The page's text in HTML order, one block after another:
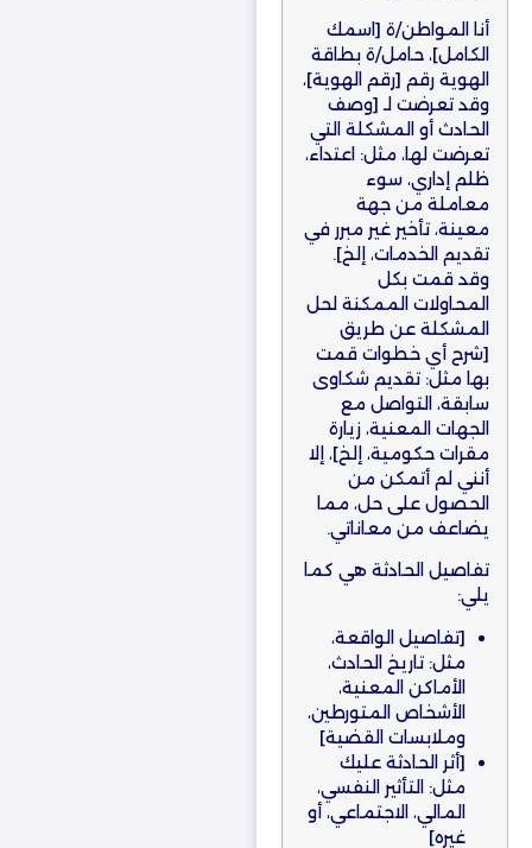
أنا المواطن/ة [اسمك
الكامل]، حامل/ة بطاقة
الهوية رقم [رقم الهوية]،
وقد تعرضت لـ [وصف
الحادث أو المشكلة التي
تعرضت لها، مثل: اعتداء،
ظلم إداري، سوء
معاملة من جهة
معينة، تأخير غير مبرر في
تقديم الخدمات، إلخ].
وقد قمت بكل
المحاولات الممكنة لحل
المشكلة عن طريق
[شرح أي خطوات قمت
بها مثل: تقديم شكاوى
سابقة، التواصل مع
الجهات المعنية، زيارة
مقرات حكومية، إلخ]، إلا
أنني لم أتمكن من
الحصول على حل، مما
يضاعف من معاناتي.
تفاصيل الحادثة هي كما
يلي:
[تفاصيل الواقعة،
مثل: تاريخ الحادث،
الأماكن المعنية،
الأشخاص المتورطين،
وملابسات القضية]
[أثر الحادثة عليك
مثل: التأثير النفسي،
المالي، الاجتماعي، أو
غيره]